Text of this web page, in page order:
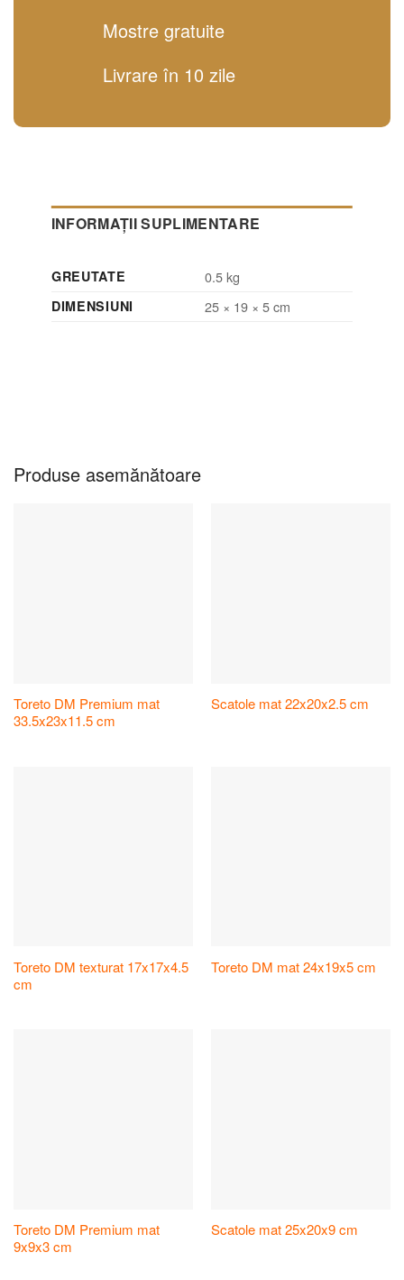
Mostre gratuite
Livrare în 10 zile
INFORMAȚII SUPLIMENTARE
GREUTATE 0.5 kg
DIMENSIUNI 25 × 19 × 5 cm
Produse asemănătoare
Toreto DM Premium mat
33.5x23x11.5 cm
Scatole mat 22x20x2.5 cm
Toreto DM texturat 17x17x4.5
cm
Toreto DM mat 24x19x5 cm
Toreto DM Premium mat
9x9x3 cm
Scatole mat 25x20x9 cm